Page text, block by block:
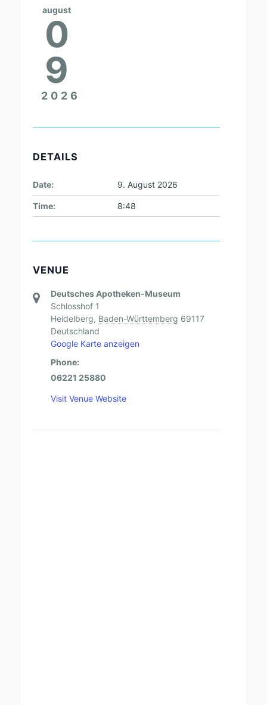
august
0
9
2026
DETAILS
Date: 9. August 2026
Time: 8:48
VENUE
Deutsches Apotheken-Museum
Schlosshof 1
Heidelberg, Baden-Württemberg 69117
Deutschland
Google Karte anzeigen
Phone:
06221 25880
Visit Venue Website